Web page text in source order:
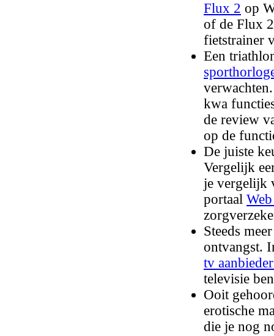
Flux 2 op
of de Flux
fietstrainer
Een
kwa
de review
op de
De juiste
Vergelijk
je vergelijk
portaal
Steeds
ontvangst.
tv
televisie
Ooit
erotische
die je nog